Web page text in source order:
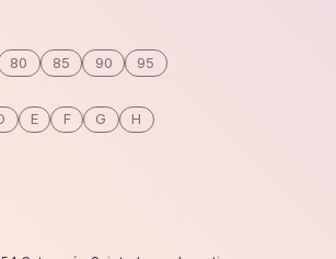
80 85 90 95
E F G H